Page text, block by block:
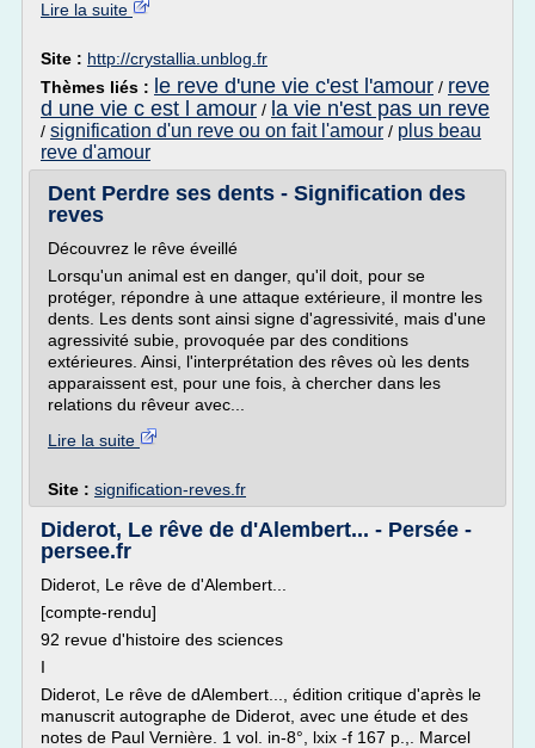
Lire la suite
Site : http://crystallia.unblog.fr
Thèmes liés : le reve d'une vie c'est l'amour / reve
d une vie c est l amour / la vie n'est pas un reve
/ signification d'un reve ou on fait l'amour / plus beau
reve d'amour
Dent Perdre ses dents - Signification des
reves
Découvrez le rêve éveillé
Lorsqu'un animal est en danger, qu'il doit, pour se
protéger, répondre à une attaque extérieure, il montre les
dents. Les dents sont ainsi signe d'agressivité, mais d'une
agressivité subie, provoquée par des conditions
extérieures. Ainsi, l'interprétation des rêves où les dents
apparaissent est, pour une fois, à chercher dans les
relations du rêveur avec...
Lire la suite
Site : signification-reves.fr
Diderot, Le rêve de d'Alembert... - Persée -
persee.fr
Diderot, Le rêve de d'Alembert...
[compte-rendu]
92 revue d'histoire des sciences
I
Diderot, Le rêve de dAlembert..., édition critique d'après le
manuscrit autographe de Diderot, avec une étude et des
notes de Paul Vernière. 1 vol. in-8°, lxix -f 167 p.,. Marcel